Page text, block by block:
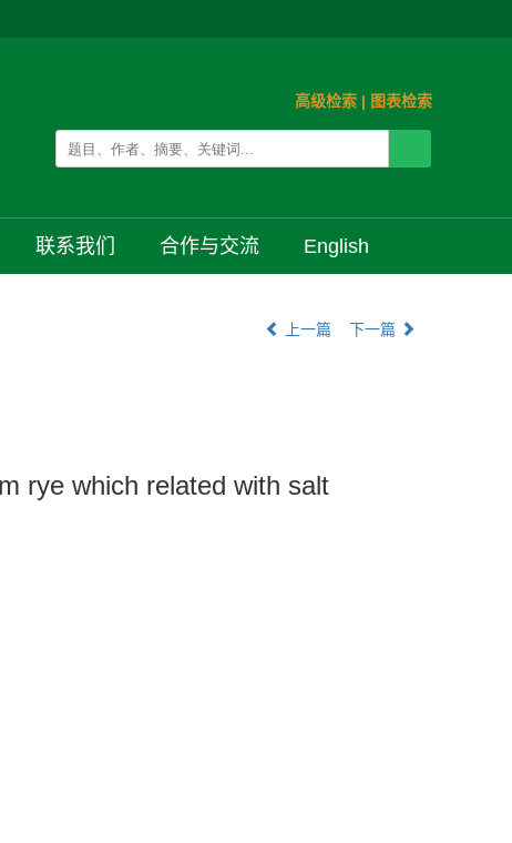
高级检索 | 图表检索
联系我们 合作与交流 English
上一篇 下一篇
rye which related with salt